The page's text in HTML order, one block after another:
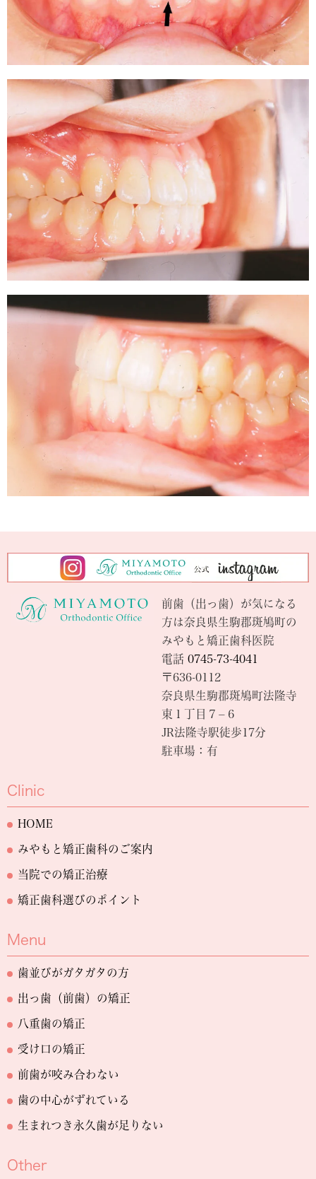
前歯（出っ歯）が気になる
方は奈良県生駒郡斑鳩町の
みやもと矯正歯科医院
電話 0745-73-4041
〒636-0112
奈良県生駒郡斑鳩町法隆寺
東１丁目７−６
JR法隆寺駅徒歩17分
駐車場：有
Clinic
HOME
みやもと矯正歯科のご案内
当院での矯正治療
矯正歯科選びのポイント
Menu
歯並びがガタガタの方
出っ歯（前歯）の矯正
八重歯の矯正
受け口の矯正
前歯が咬み合わない
歯の中心がずれている
生まれつき永久歯が足りない
Other